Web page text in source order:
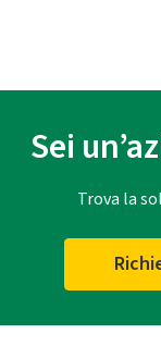
Sei
Trova la